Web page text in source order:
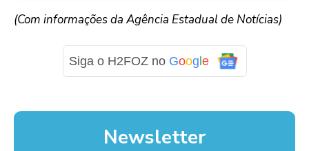
(Com informações da Agência Estadual de Notícias)
Siga o H2FOZ no Google
Newsletter